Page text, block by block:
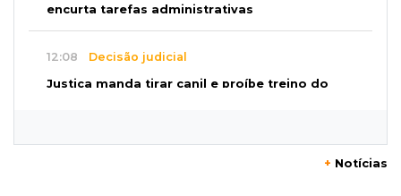
encurta tarefas administrativas
12:08 Decisão judicial
Justiça manda tirar canil e proíbe treino do
+ Notícias